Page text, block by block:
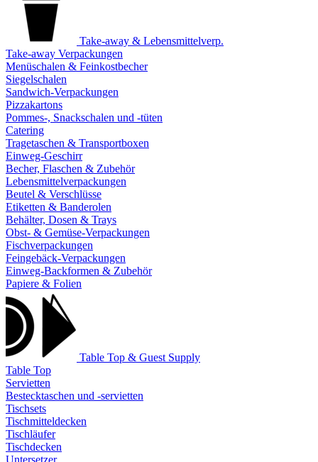
Take-away & Lebensmittelverp.
Take-away Verpackungen
Menüschalen & Feinkostbecher
Siegelschalen
Sandwich-Verpackungen
Pizzakartons
Pommes-, Snackschalen und -tüten
Catering
Tragetaschen & Transportboxen
Einweg-Geschirr
Becher, Flaschen & Zubehör
Lebensmittelverpackungen
Beutel & Verschlüsse
Etiketten & Banderolen
Behälter, Dosen & Trays
Obst- & Gemüse-Verpackungen
Fischverpackungen
Feingebäck-Verpackungen
Einweg-Backformen & Zubehör
Papiere & Folien
Table Top & Guest Supply
Table Top
Servietten
Bestecktaschen und -servietten
Tischsets
Tischmitteldecken
Tischläufer
Tischdecken